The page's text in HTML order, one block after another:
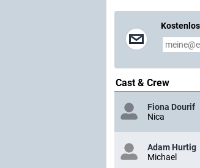
Cast & Crew
Fiona Dourif
Nica
Adam Hurtig
Michael